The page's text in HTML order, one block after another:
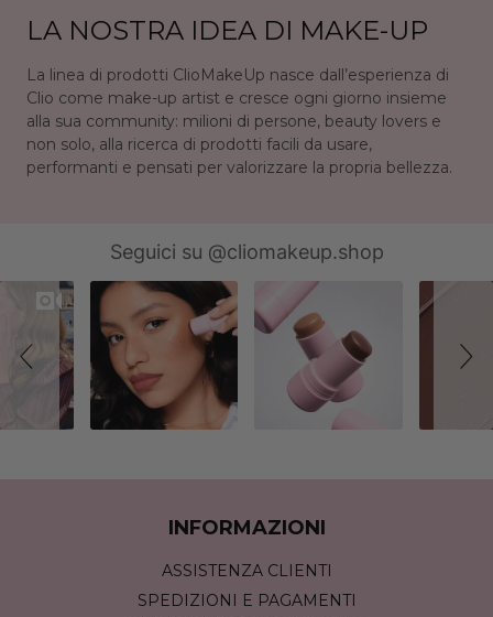
LA NOSTRA IDEA DI MAKE-UP
La linea di prodotti ClioMakeUp nasce dall’esperienza di
Clio come make-up artist e cresce ogni giorno insieme
alla sua community: milioni di persone, beauty lovers e
non solo, alla ricerca di prodotti facili da usare,
performanti e pensati per valorizzare la propria bellezza.
Seguici su @cliomakeup.shop
INFORMAZIONI
ASSISTENZA CLIENTI
SPEDIZIONI E PAGAMENTI